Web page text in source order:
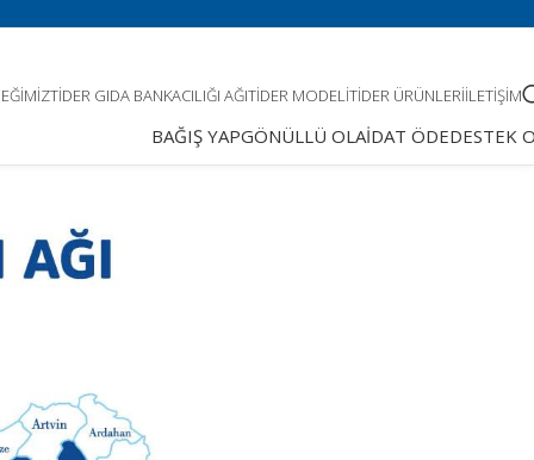
TIDER GIDA BANKACILIĞI AĞITIDER MODELITIDER ÜRÜNLERIİLETIŞIM
BAĞIŞ YAPGÖNÜLLÜ OLAİDAT ÖDEDESTEK